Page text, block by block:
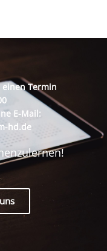
Termin
E-Mail:
hd.de